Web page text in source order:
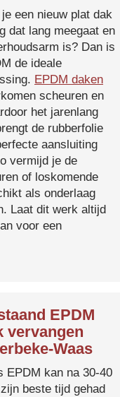
je een nieuw plat dak
dat lang meegaat en
is? Dan is
de ideale
EPDM daken
scheuren en
het jarenlang
de rubberfolie
aansluiting
vermijd je de
of loskomende
als onderlaag
Laat dit werk altijd
voor een
EPDM
vervangen
Waas
EPDM kan na 30-40
beste tijd gehad